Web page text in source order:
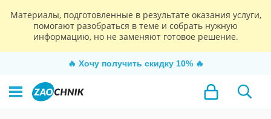
Материалы, подготовленные в результате оказания услуги,
помогают разобраться в теме и собрать нужную
информацию, но не заменяют готовое решение.
🔥 Хочу получить скидку 10% 🔥